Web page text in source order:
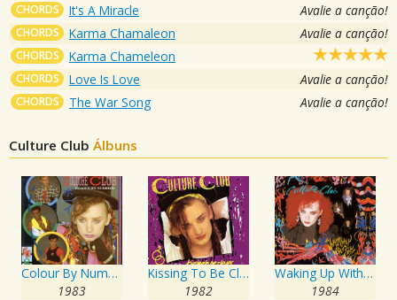
CHORDS It's A Miracle Avalie a canção!
CHORDS Karma Chamaleon Avalie a canção!
CHORDS Karma Chameleon
CHORDS Love Is Love Avalie a canção!
CHORDS The War Song Avalie a canção!
Culture Club Álbuns
Colour By Numbers
1983
Kissing To Be Clever
1982
Waking Up With The House On Fire
1984